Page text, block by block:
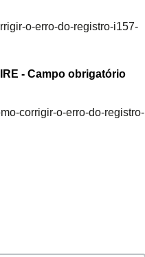
o-erro-do-registro-i157-
- Campo obrigatório
corrigir-o-erro-do-registro-